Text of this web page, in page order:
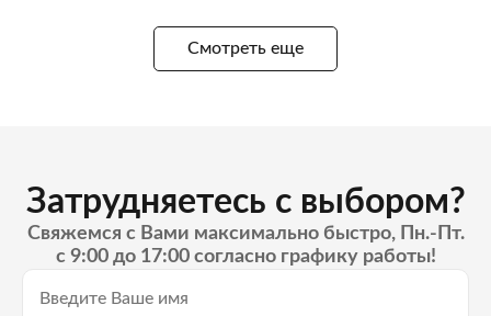
Смотреть еще
Затрудняетесь с выбором?
Свяжемся с Вами максимально быстро, Пн.-Пт.
с 9:00 до 17:00 согласно графику работы!